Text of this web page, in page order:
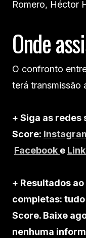
Romero, Héctor
Onde
O confronto
terá transmissão
+ Siga as redes
Score:
Facebook e
+ Resultados
completas:
Score. Baixe
nenhuma